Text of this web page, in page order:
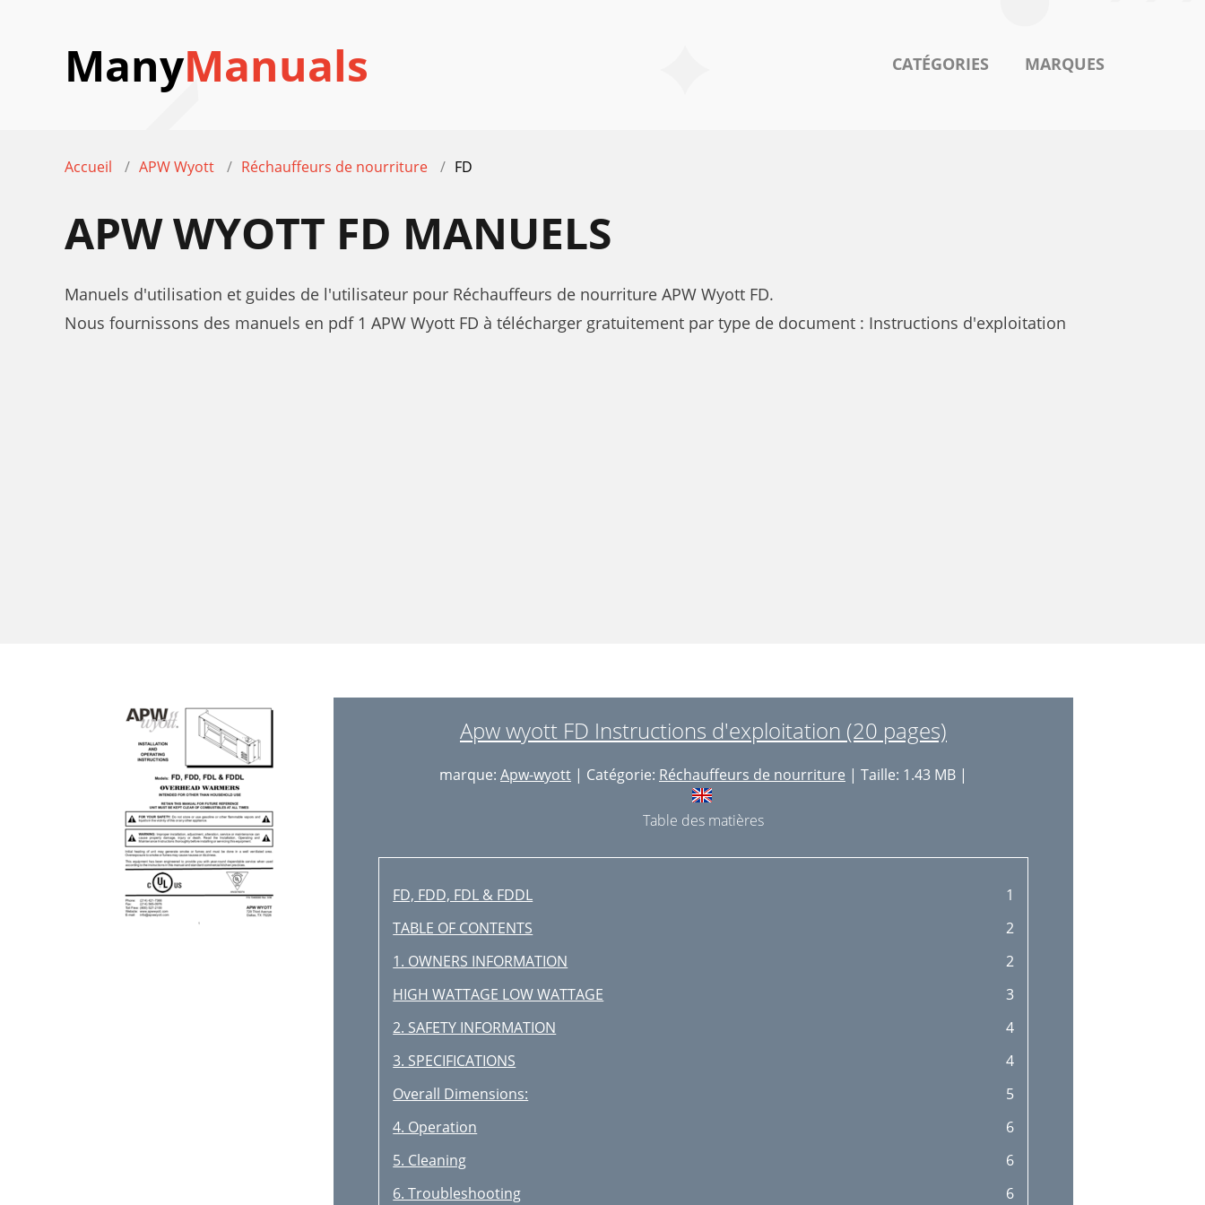
ManyManuals CATÉGORIES MARQUES
Accueil APW Wyott Réchauffeurs de nourriture FD
APW WYOTT FD MANUELS
Manuels d'utilisation et guides de l'utilisateur pour Réchauffeurs de nourriture APW Wyott FD.
Nous fournissons des manuels en pdf 1 APW Wyott FD à télécharger gratuitement par type de document : Instructions d'exploitation
Apw wyott FD Instructions d'exploitation (20 pages)
marque: Apw-wyott | Catégorie: Réchauffeurs de nourriture | Taille: 1.43 MB |
Table des matières
FD, FDD, FDL & FDDL
1
TABLE OF CONTENTS
2
1. OWNERS INFORMATION
2
HIGH WATTAGE LOW WATTAGE
3
2. SAFETY INFORMATION
4
3. SPECIFICATIONS
4
Overall Dimensions:
5
4. Operation
6
5. Cleaning
6
6. Troubleshooting
6